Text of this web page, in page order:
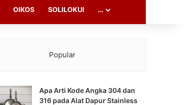
OIKOS SOLILOKUI …
Popular
Apa Arti Kode Angka 304 dan
316 pada Alat Dapur Stainless